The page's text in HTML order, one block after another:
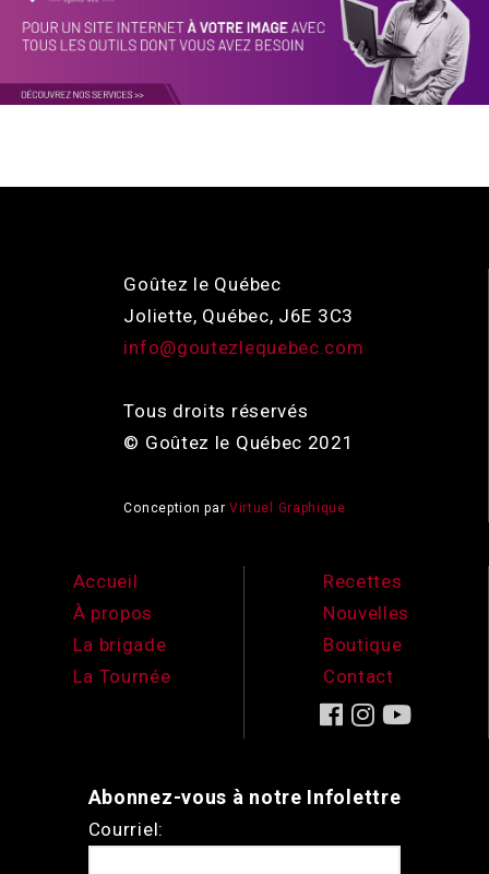
Goûtez le Québec
Joliette, Québec, J6E 3C3
info@goutezlequebec.com
Tous droits réservés
© Goûtez le Québec 2021
Conception par Virtuel Graphique
Accueil
À propos
La brigade
La Tournée
Recettes
Nouvelles
Boutique
Contact
Abonnez-vous à notre Infolettre
Courriel: